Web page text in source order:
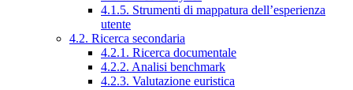
4.1.5. Strumenti di mappatura dell’esperienza
utente
4.2. Ricerca secondaria
4.2.1. Ricerca documentale
4.2.2. Analisi benchmark
4.2.3. Valutazione euristica